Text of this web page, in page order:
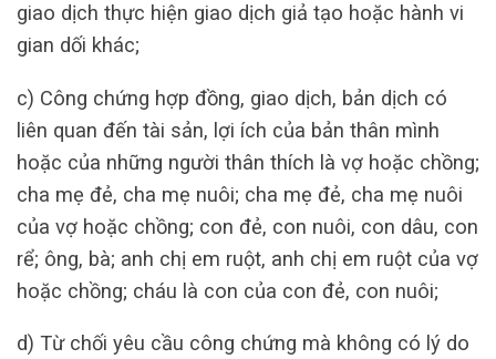
giao dịch thực hiện giao dịch giả tạo hoặc hành vi
gian dối khác;
c) Công chứng hợp đồng, giao dịch, bản dịch có
liên quan đến tài sản, lợi ích của bản thân mình
hoặc của những người thân thích là vợ hoặc chồng;
cha mẹ đẻ, cha mẹ nuôi; cha mẹ đẻ, cha mẹ nuôi
của vợ hoặc chồng; con đẻ, con nuôi, con dâu, con
rể; ông, bà; anh chị em ruột, anh chị em ruột của vợ
hoặc chồng; cháu là con của con đẻ, con nuôi;
d) Từ chối yêu cầu công chứng mà không có lý do